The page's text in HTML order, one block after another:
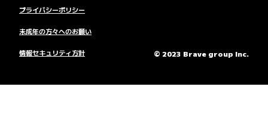
© 2023 Brave group Inc.
プライバシーポリシー
未成年の方々へのお願い
情報セキュリティ方針